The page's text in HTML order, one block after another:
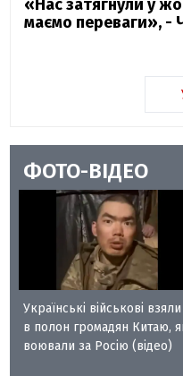
«Нас затягнули у
маємо переваги», -
ФОТО-ВІДЕО
Українські військові взяли
в полон громадян Китаю,
воювали за Росію (відео)